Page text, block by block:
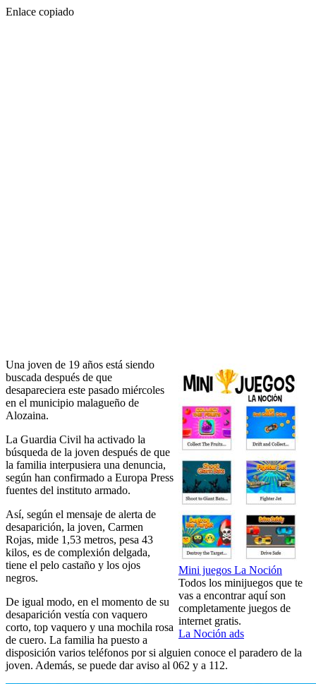
Enlace copiado
Mini juegos La Noción
Todos los minijuegos que te
vas a encontrar aquí son
completamente juegos de
internet gratis.
La Noción ads
Una joven de 19 años está siendo
buscada después de que
desapareciera este pasado miércoles
en el municipio malagueño de
Alozaina.
La Guardia Civil ha activado la
búsqueda de la joven después de que
la familia interpusiera una denuncia,
según han confirmado a Europa Press
fuentes del instituto armado.
Así, según el mensaje de alerta de
desaparición, la joven, Carmen
Rojas, mide 1,53 metros, pesa 43
kilos, es de complexión delgada,
tiene el pelo castaño y los ojos
negros.
De igual modo, en el momento de su
desaparición vestía con vaquero
corto, top vaquero y una mochila rosa
de cuero. La familia ha puesto a
disposición varios teléfonos por si alguien conoce el paradero de la
joven. Además, se puede dar aviso al 062 y a 112.